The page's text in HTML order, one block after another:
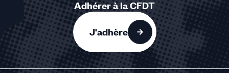
Adhérer à la CFDT
J'adhère